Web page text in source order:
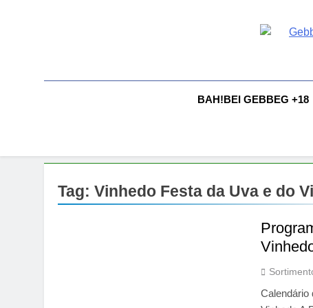
BAH!BEI GEBBEG +18
Tag: Vinhedo Festa da Uva e do
Calendário